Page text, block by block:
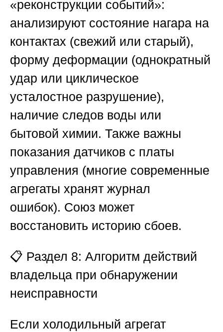
«реконструкции событий»:
анализируют состояние нагара на
контактах (свежий или старый),
форму деформации (однократный
удар или циклическое
усталостное разрушение),
наличие следов воды или
бытовой химии. Также важны
показания датчиков с платы
управления (многие современные
агрегаты хранят журнал
ошибок). Союз может
восстановить историю сбоев.
📋 Раздел 8: Алгоритм действий
владельца при обнаружении
неисправности
Если холодильный агрегат